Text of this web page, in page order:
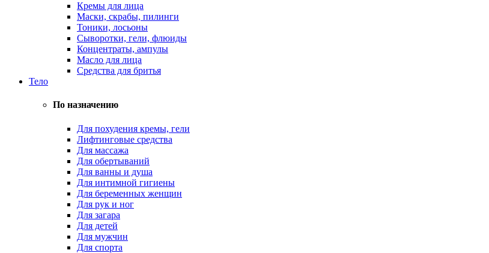
Кремы для лица
Маски, скрабы, пилинги
Тоники, лосьоны
Сыворотки, гели, флюиды
Концентраты, ампулы
Масло для лица
Средства для бритья
Тело
По назначению
Для похудения кремы, гели
Лифтинговые средства
Для массажа
Для обертываний
Для ванны и душа
Для интимной гигиены
Для беременных женщин
Для рук и ног
Для загара
Для детей
Для мужчин
Для спорта